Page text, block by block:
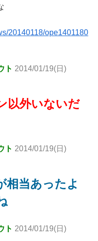
20140118/ope1401180
ト 2014/01/19(日)
以外いないだ
ト 2014/01/19(日)
相当あったよ
ト 2014/01/19(日)